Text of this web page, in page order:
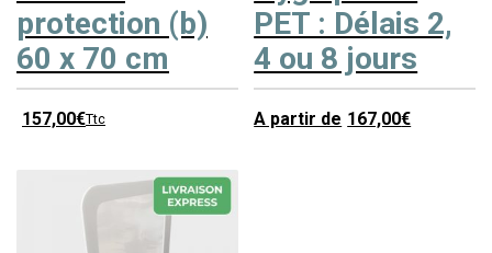
protection (b)
60 x 70 cm
157,00€Ttc
PET : Délais 2,
4 ou 8 jours
A partir de 167,00€